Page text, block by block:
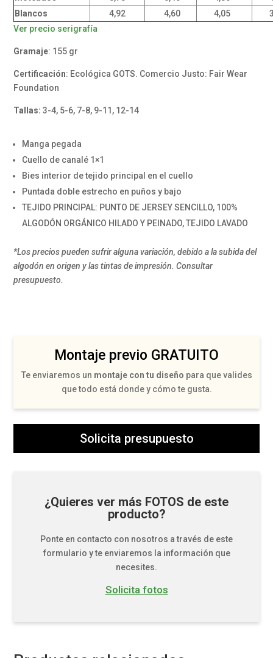
Blancos
4,92 4,60 4,05
Ver precio serigrafía
Gramaje: 155 gr
Certificación: Ecológica GOTS. Comercio Justo: Fair Wear
Foundation
Tallas: 3-4, 5-6, 7-8, 9-11, 12-14
Manga pegada
Cuello de canalé 1×1
Bies interior de tejido principal en el cuello
Puntada doble estrecho en puños y bajo
TEJIDO PRINCIPAL: PUNTO DE JERSEY SENCILLO, 100%
ALGODÓN ORGÁNICO HILADO Y PEINADO, TEJIDO LAVADO
*Los precios pueden sufrir alguna variación, debido a la subida del
algodón en origen y las tintas de impresión. Consultar
presupuesto.
Montaje previo GRATUITO
Te enviaremos un montaje con tu diseño para que valides
que todo está donde y cómo te gusta.
Solicita presupuesto
¿Quieres ver más FOTOS de este
producto?
Ponte en contacto con nosotros a través de este
formulario y te enviaremos la información que
necesites.
Solicita fotos